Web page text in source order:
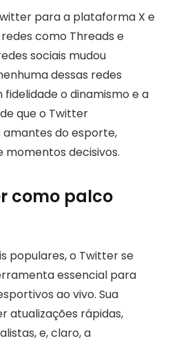
para a plataforma X e
como Threads e
sociais mudou
dessas redes
o dinamismo e a
que o Twitter
do esporte,
decisivos.
como palco
populares, o Twitter se
essencial para
ao vivo. Sua
atualizações rápidas,
e, claro, a